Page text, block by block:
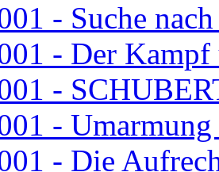
- Suche
- Der Kampf
-
-
- Die